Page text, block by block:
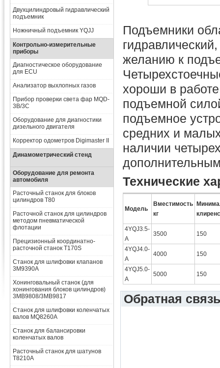
Двухцилиндровый гидравлический
подъемник
Ножничный подъемник YQJJ
Контрольно-измерительные
приборы
Диагностическое оборудование
для ECU
Анализатор выхлопных газов
Прибор проверки света фар MQD-
3B/3C
Оборудование для диагностики
дизельного двигателя
Корректор одометров Digimaster II
Динамометрический стенд
Оборудование для ремонта
автомобиля
Расточный станок для блоков
цилиндров T80
Расточной станок для цилиндров
методом пневматической
флотации
Прецизионный координатно-
расточной станок T170S
Станок для шлифовки клапанов
3M9390A
Хонинговальный станок (для
хонингования блоков цилиндров)
3MB9808/3MB9817
Станок для шлифовки коленчатых
валов MQ8260A
Станок для балансировки
коленчатых валов
Расточный станок для шатунов
T8210A
Подъемники
желанию к
хороши в
подъемной
подъемное
средних и
наличии
Технические
Модель
Вместимость
кг
4YQJ3.5-
A
3500 150
4YQJ4.0-
A
4000 150
4YQJ5.0-
A
5000 150
Обратная